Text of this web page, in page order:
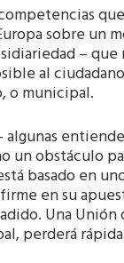
sobre un
–
al
o municipal.
un obstáculo
basado en
en su
Una
perderá